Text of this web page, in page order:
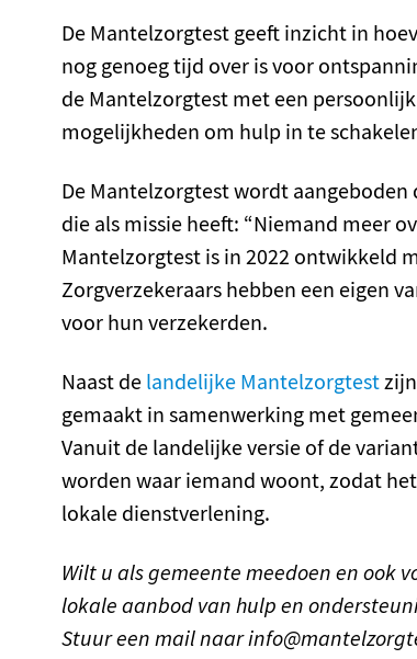
De Mantelzorgtest geeft inzicht in
nog genoeg tijd over is voor
de Mantelzorgtest met een
mogelijkheden om hulp in te
De Mantelzorgtest wordt
die als missie heeft: “Niemand meer
Mantelzorgtest is in 2022 ontwikkeld
Zorgverzekeraars hebben een eigen
voor hun verzekerden.
Naast de landelijke Mantelzorgtest
gemaakt in samenwerking met
Vanuit de landelijke versie of de
worden waar iemand woont, zodat
lokale dienstverlening.
Wilt u als gemeente meedoen en ook
lokale aanbod van hulp en
Stuur een mail naar